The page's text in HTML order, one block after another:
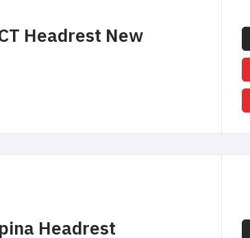
Headrest New
Headrest